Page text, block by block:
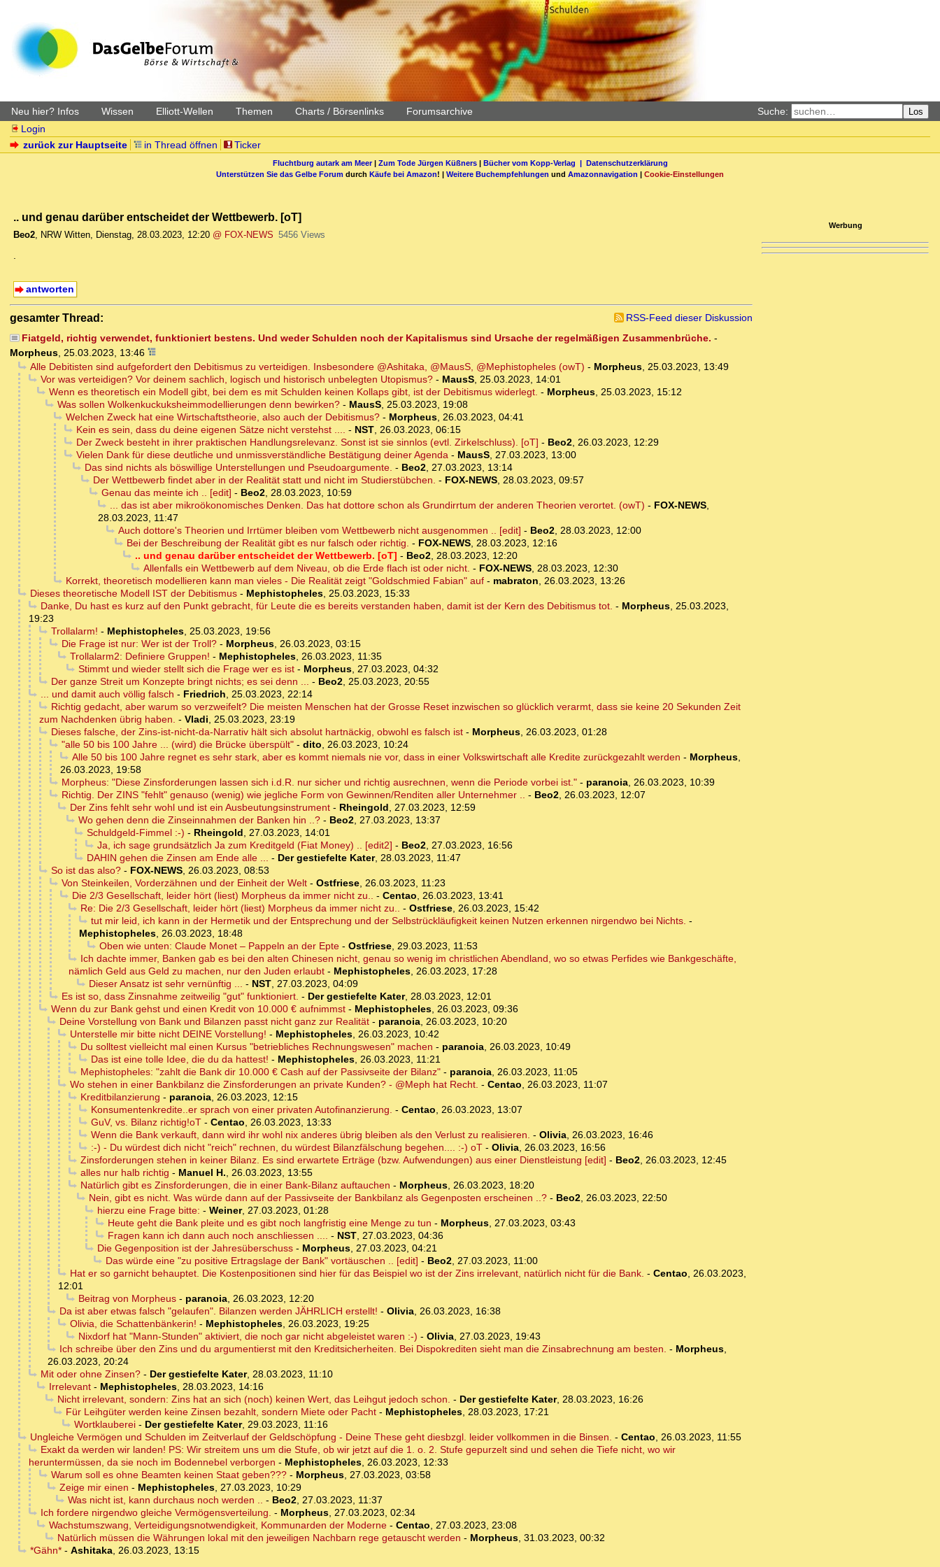
Neu hier? Infos Wissen Elliott-Wellen Themen Charts / Börsenlinks Forumsarchive Suche: Los
Login
zurück zur Hauptseite
in Thread öffnen Ticker
Fluchtburg autark am Meer| Zum Tode Jürgen Küßners| Bücher vom Kopp-Verlag | Datenschutzerklärung
Unterstützen Sie das Gelbe Forum durch Käufe bei Amazon! | Weitere Buchempfehlungen und Amazonnavigation | Cookie-Einstellungen
.. und genau darüber entscheidet der Wettbewerb. [oT]
Beo2, NRW Witten, Dienstag, 28.03.2023, 12:20 @ FOX-NEWS 5456 Views
.
antworten
gesamter Thread:
RSS-Feed dieser Diskussion
Fiatgeld, richtig verwendet, funktioniert bestens. Und weder Schulden noch der Kapitalismus sind Ursache der regelmäßigen Zusammenbrüche. -
Morpheus, 25.03.2023, 13:46
Alle Debitisten sind aufgefordert den Debitismus zu verteidigen. Insbesondere @Ashitaka, @MausS, @Mephistopheles (owT) - Morpheus, 25.03.2023, 13:49
Vor was verteidigen? Vor deinem sachlich, logisch und historisch unbelegten Utopismus?- MausS, 25.03.2023, 14:01
Wenn es theoretisch ein Modell gibt, bei dem es mit Schulden keinen Kollaps gibt, ist der Debitismus widerlegt. - Morpheus, 25.03.2023, 15:12
Was sollen Wolkenkuckuksheimmodellierungen denn bewirken?- MausS, 25.03.2023, 19:08
Welchen Zweck hat eine Wirtschaftstheorie, also auch der Debitismus?- Morpheus, 26.03.2023, 04:41
Kein es sein, dass du deine eigenen Sätze nicht verstehst .... - NST, 26.03.2023, 06:15
Der Zweck besteht in ihrer praktischen Handlungsrelevanz. Sonst ist sie sinnlos (evtl. Zirkelschluss). [oT] - Beo2, 26.03.2023, 12:29
Vielen Dank für diese deutliche und unmissverständliche Bestätigung deiner Agenda- MausS, 27.03.2023, 13:00
Das sind nichts als böswillige Unterstellungen und Pseudoargumente. - Beo2, 27.03.2023, 13:14
Der Wettbewerb findet aber in der Realität statt und nicht im Studierstübchen. - FOX-NEWS, 28.03.2023, 09:57
Genau das meinte ich .. [edit] - Beo2, 28.03.2023, 10:59
... das ist aber mikroökonomisches Denken. Das hat dottore schon als Grundirrtum der anderen Theorien verortet. (owT) - FOX-NEWS,
28.03.2023, 11:47
Auch dottore's Theorien und Irrtümer bleiben vom Wettbewerb nicht ausgenommen .. [edit] - Beo2, 28.03.2023, 12:00
Bei der Beschreibung der Realität gibt es nur falsch oder richtig. - FOX-NEWS, 28.03.2023, 12:16
.. und genau darüber entscheidet der Wettbewerb. [oT] - Beo2, 28.03.2023, 12:20
Allenfalls ein Wettbewerb auf dem Niveau, ob die Erde flach ist oder nicht. - FOX-NEWS, 28.03.2023, 12:30
Korrekt, theoretisch modellieren kann man vieles - Die Realität zeigt "Goldschmied Fabian" auf- mabraton, 26.03.2023, 13:26
Dieses theoretische Modell IST der Debitismus- Mephistopheles, 25.03.2023, 15:33
Danke, Du hast es kurz auf den Punkt gebracht, für Leute die es bereits verstanden haben, damit ist der Kern des Debitismus tot. - Morpheus, 25.03.2023,
19:23
Trollalarm! - Mephistopheles, 25.03.2023, 19:56
Die Frage ist nur: Wer ist der Troll?- Morpheus, 26.03.2023, 03:15
Trollalarm2: Definiere Gruppen! - Mephistopheles, 26.03.2023, 11:35
Stimmt und wieder stellt sich die Frage wer es ist- Morpheus, 27.03.2023, 04:32
Der ganze Streit um Konzepte bringt nichts; es sei denn ... - Beo2, 25.03.2023, 20:55
... und damit auch völlig falsch - Friedrich, 25.03.2023, 22:14
Richtig gedacht, aber warum so verzweifelt? Die meisten Menschen hat der Grosse Reset inzwischen so glücklich verarmt, dass sie keine 20 Sekunden Zeit
zum Nachdenken übrig haben. - Vladi, 25.03.2023, 23:19
Dieses falsche, der Zins-ist-nicht-da-Narrativ hält sich absolut hartnäckig, obwohl es falsch ist- Morpheus, 26.03.2023, 01:28
"alle 50 bis 100 Jahre ... (wird) die Brücke überspült"- dito, 26.03.2023, 10:24
Alle 50 bis 100 Jahre regnet es sehr stark, aber es kommt niemals nie vor, dass in einer Volkswirtschaft alle Kredite zurückgezahlt werden - Morpheus,
26.03.2023, 19:58
Morpheus: "Diese Zinsforderungen lassen sich i.d.R. nur sicher und richtig ausrechnen, wenn die Periode vorbei ist."- paranoia, 26.03.2023, 10:39
Richtig. Der ZINS "fehlt" genauso (wenig) wie jegliche Form von Gewinnen/Renditen aller Unternehmer .. - Beo2, 26.03.2023, 12:07
Der Zins fehlt sehr wohl und ist ein Ausbeutungsinstrument- Rheingold, 27.03.2023, 12:59
Wo gehen denn die Zinseinnahmen der Banken hin ..?- Beo2, 27.03.2023, 13:37
Schuldgeld-Fimmel :-) - Rheingold, 27.03.2023, 14:01
Ja, ich sage grundsätzlich Ja zum Kreditgeld (Fiat Money) .. [edit2] - Beo2, 27.03.2023, 16:56
DAHIN gehen die Zinsen am Ende alle ... - Der gestiefelte Kater, 28.03.2023, 11:47
So ist das also?- FOX-NEWS, 26.03.2023, 08:53
Von Steinkeilen, Vorderzähnen und der Einheit der Welt- Ostfriese, 26.03.2023, 11:23
Die 2/3 Gesellschaft, leider hört (liest) Morpheus da immer nicht zu.. - Centao, 26.03.2023, 13:41
Re: Die 2/3 Gesellschaft, leider hört (liest) Morpheus da immer nicht zu.. - Ostfriese, 26.03.2023, 15:42
tut mir leid, ich kann in der Hermetik und der Entsprechung und der Selbstrückläufigkeit keinen Nutzen erkennen nirgendwo bei Nichts. -
Mephistopheles, 26.03.2023, 18:48
Oben wie unten: Claude Monet – Pappeln an der Epte- Ostfriese, 29.03.2023, 11:53
Ich dachte immer, Banken gab es bei den alten Chinesen nicht, genau so wenig im christlichen Abendland, wo so etwas Perfides wie Bankgeschäfte,
nämlich Geld aus Geld zu machen, nur den Juden erlaubt - Mephistopheles, 26.03.2023, 17:28
Dieser Ansatz ist sehr vernünftig ... - NST, 27.03.2023, 04:09
Es ist so, dass Zinsnahme zeitweilig "gut" funktioniert. - Der gestiefelte Kater, 28.03.2023, 12:01
Wenn du zur Bank gehst und einen Kredit von 10.000 € aufnimmst- Mephistopheles, 26.03.2023, 09:36
Deine Vorstellung von Bank und Bilanzen passt nicht ganz zur Realität- paranoia, 26.03.2023, 10:20
Unterstelle mir bitte nicht DEINE Vorstellung! - Mephistopheles, 26.03.2023, 10:42
Du solltest vielleicht mal einen Kursus "betriebliches Rechnungswesen" machen - paranoia, 26.03.2023, 10:49
Das ist eine tolle Idee, die du da hattest! - Mephistopheles, 26.03.2023, 11:21
Mephistopheles: "zahlt die Bank dir 10.000 € Cash auf der Passivseite der Bilanz"- paranoia, 26.03.2023, 11:05
Wo stehen in einer Bankbilanz die Zinsforderungen an private Kunden? - @Meph hat Recht. - Centao, 26.03.2023, 11:07
Kreditbilanzierung - paranoia, 26.03.2023, 12:15
Konsumentenkredite..er sprach von einer privaten Autofinanzierung. - Centao, 26.03.2023, 13:07
GuV, vs. Bilanz richtig!oT- Centao, 26.03.2023, 13:33
Wenn die Bank verkauft, dann wird ihr wohl nix anderes übrig bleiben als den Verlust zu realisieren. - Olivia, 26.03.2023, 16:46
:-) - Du würdest dich nicht "reich" rechnen, du würdest Bilanzfälschung begehen.... :-) oT- Olivia, 26.03.2023, 16:56
Zinsforderungen stehen in keiner Bilanz. Es sind erwartete Erträge (bzw. Aufwendungen) aus einer Dienstleistung [edit] - Beo2, 26.03.2023, 12:45
alles nur halb richtig - Manuel H., 26.03.2023, 13:55
Natürlich gibt es Zinsforderungen, die in einer Bank-Bilanz auftauchen - Morpheus, 26.03.2023, 18:20
Nein, gibt es nicht. Was würde dann auf der Passivseite der Bankbilanz als Gegenposten erscheinen ..?- Beo2, 26.03.2023, 22:50
hierzu eine Frage bitte: - Weiner, 27.03.2023, 01:28
Heute geht die Bank pleite und es gibt noch langfristig eine Menge zu tun - Morpheus, 27.03.2023, 03:43
Fragen kann ich dann auch noch anschliessen .... - NST, 27.03.2023, 04:36
Die Gegenposition ist der Jahresüberschuss- Morpheus, 27.03.2023, 04:21
Das würde eine "zu positive Ertragslage der Bank" vortäuschen .. [edit] - Beo2, 27.03.2023, 11:00
Hat er so garnicht behauptet. Die Kostenpositionen sind hier für das Beispiel wo ist der Zins irrelevant, natürlich nicht für die Bank. - Centao, 26.03.2023,
12:01
Beitrag von Morpheus- paranoia, 26.03.2023, 12:20
Da ist aber etwas falsch "gelaufen". Bilanzen werden JÄHRLICH erstellt! - Olivia, 26.03.2023, 16:38
Olivia, die Schattenbänkerin! - Mephistopheles, 26.03.2023, 19:25
Nixdorf hat "Mann-Stunden" aktiviert, die noch gar nicht abgeleistet waren :-) - Olivia, 27.03.2023, 19:43
Ich schreibe über den Zins und du argumentierst mit den Kreditsicherheiten. Bei Dispokrediten sieht man die Zinsabrechnung am besten. - Morpheus,
26.03.2023, 20:24
Mit oder ohne Zinsen?- Der gestiefelte Kater, 28.03.2023, 11:10
Irrelevant- Mephistopheles, 28.03.2023, 14:16
Nicht irrelevant, sondern: Zins hat an sich (noch) keinen Wert, das Leihgut jedoch schon. - Der gestiefelte Kater, 28.03.2023, 16:26
Für Leihgüter werden keine Zinsen bezahlt, sondern Miete oder Pacht- Mephistopheles, 28.03.2023, 17:21
Wortklauberei- Der gestiefelte Kater, 29.03.2023, 11:16
Ungleiche Vermögen und Schulden im Zeitverlauf der Geldschöpfung - Deine These geht diesbzgl. leider vollkommen in die Binsen. - Centao, 26.03.2023, 11:55
Exakt da werden wir landen! PS: Wir streitem uns um die Stufe, ob wir jetzt auf die 1. o. 2. Stufe gepurzelt sind und sehen die Tiefe nicht, wo wir
heruntermüssen, da sie noch im Bodennebel verborgen - Mephistopheles, 26.03.2023, 12:33
Warum soll es ohne Beamten keinen Staat geben???- Morpheus, 27.03.2023, 03:58
Zeige mir einen - Mephistopheles, 27.03.2023, 10:29
Was nicht ist, kann durchaus noch werden .. - Beo2, 27.03.2023, 11:37
Ich fordere nirgendwo gleiche Vermögensverteilung. - Morpheus, 27.03.2023, 02:34
Wachstumszwang, Verteidigungsnotwendigkeit, Kommunarden der Moderne- Centao, 27.03.2023, 23:08
Natürlich müssen die Währungen lokal mit den jeweiligen Nachbarn rege getauscht werden - Morpheus, 31.03.2023, 00:32
*Gähn*- Ashitaka, 26.03.2023, 13:15
Werbung